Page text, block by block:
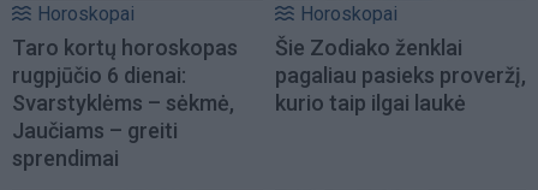
Horoskopai
Taro kortų horoskopas
rugpjūčio 6 dienai:
Svarstyklėms – sėkmė,
Jaučiams – greiti
sprendimai
Horoskopai
Šie Zodiako ženklai
pagaliau pasieks proveržį,
kurio taip ilgai laukė